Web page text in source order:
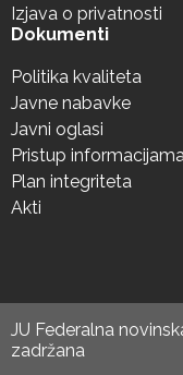
Izjava o privatnosti
Dokumenti
Politika kvaliteta
Javne nabavke
Javni oglasi
Pristup
Plan integriteta
Akti
JU Federalna
zadržana